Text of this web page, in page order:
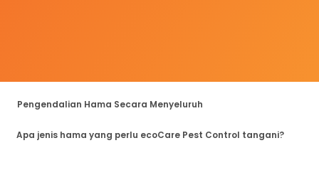
Pengendalian Hama Secara Menyeluruh
Apa jenis hama yang perlu ecoCare Pest Control tangani?